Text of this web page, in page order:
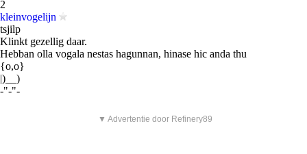
2
kleinvogelijn
tsjilp
Klinkt gezellig daar.
Hebban olla vogala nestas hagunnan, hinase hic anda thu
{o,o}
|)__)
-"-"-
▼ Advertentie door Refinery89